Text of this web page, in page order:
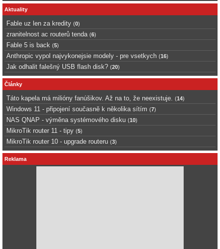
Aktuality
Fable uz len za kredity (0)
zranitelnost ac routerů tenda (6)
Fable 5 is back (5)
Anthropic vypol najvykonejsie modely - pre vsetkych (16)
Jak odhalit falešný USB flash disk? (20)
Články
Táto kapela má milióny fanúšikov. Až na to, že neexistuje. (14)
Windows 11 - připojení současně k několika sítím (7)
NAS QNAP - výměna systémového disku (10)
MikroTik router 11 - tipy (5)
MikroTik router 10 - upgrade routeru (3)
Reklama